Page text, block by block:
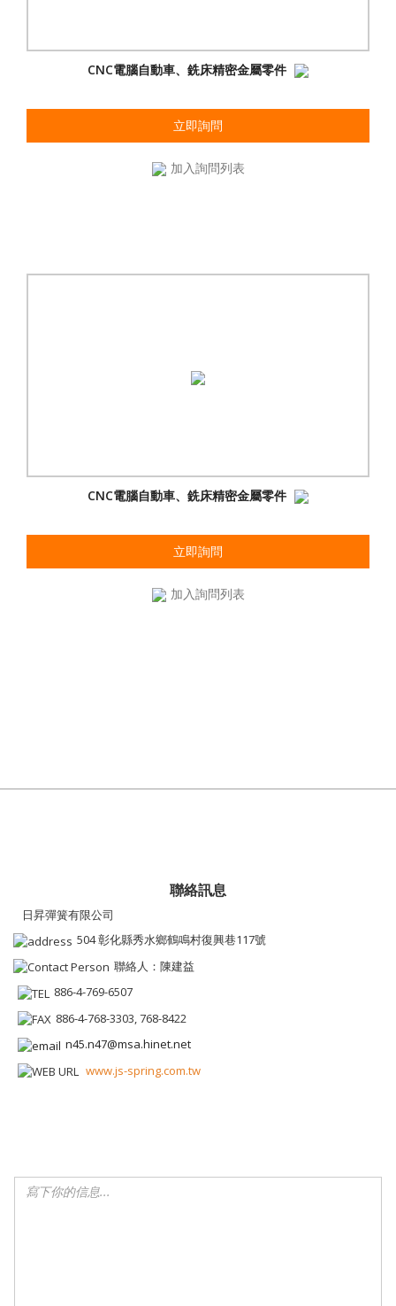
CNC電腦自動車、銑床精密金屬零件
立即詢問
加入詢問列表
CNC電腦自動車、銑床精密金屬零件
立即詢問
加入詢問列表
聯絡訊息
日昇彈簧有限公司
504 彰化縣秀水鄉鶴鳴村復興巷117號
聯絡人：陳建益
886-4-769-6507
886-4-768-3303, 768-8422
n45.n47@msa.hinet.net
www.js-spring.com.tw